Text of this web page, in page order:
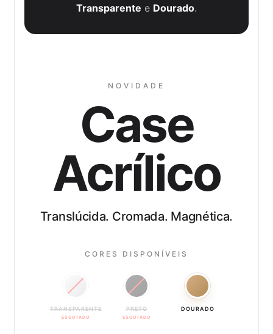
Transparente e Dourado.
NOVIDADE
Case
Acrílico
Translúcida. Cromada. Magnética.
CORES DISPONÍVEIS
TRANSPARENTE
ESGOTADO
PRETO
ESGOTADO
DOURADO